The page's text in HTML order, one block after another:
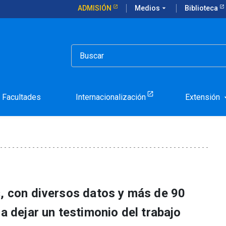
ADMISIÓN Medios arrow_drop_down Biblioteca
Facultades Internacionalización Extensión
presentan el libro
con diversos datos y más de 90
dejar un testimonio del trabajo